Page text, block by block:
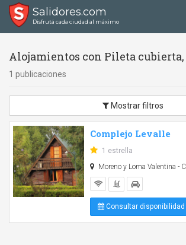
Salidores.com
Disfrutá cada ciudad al máximo
Alojamientos con Pileta
1 publicaciones
Mostrar filtros
Complejo Levalle
1 estrella
Moreno y Loma Valentina -
Consultar disponibilidad